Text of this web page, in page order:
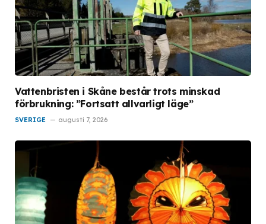
Vattenbristen i Skåne består trots minskad
förbrukning: ”Fortsatt allvarligt läge”
SVERIGE augusti 7, 2026